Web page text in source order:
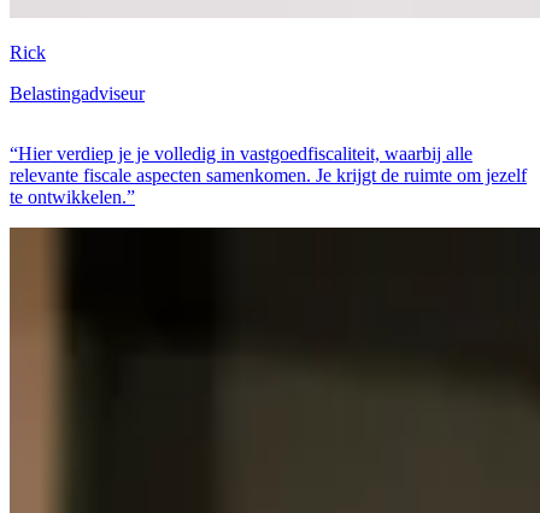
Rick
Belastingadviseur
“Hier verdiep je je volledig in vastgoedfiscaliteit, waarbij alle
relevante fiscale aspecten samenkomen. Je krijgt de ruimte om jezelf
te ontwikkelen.”